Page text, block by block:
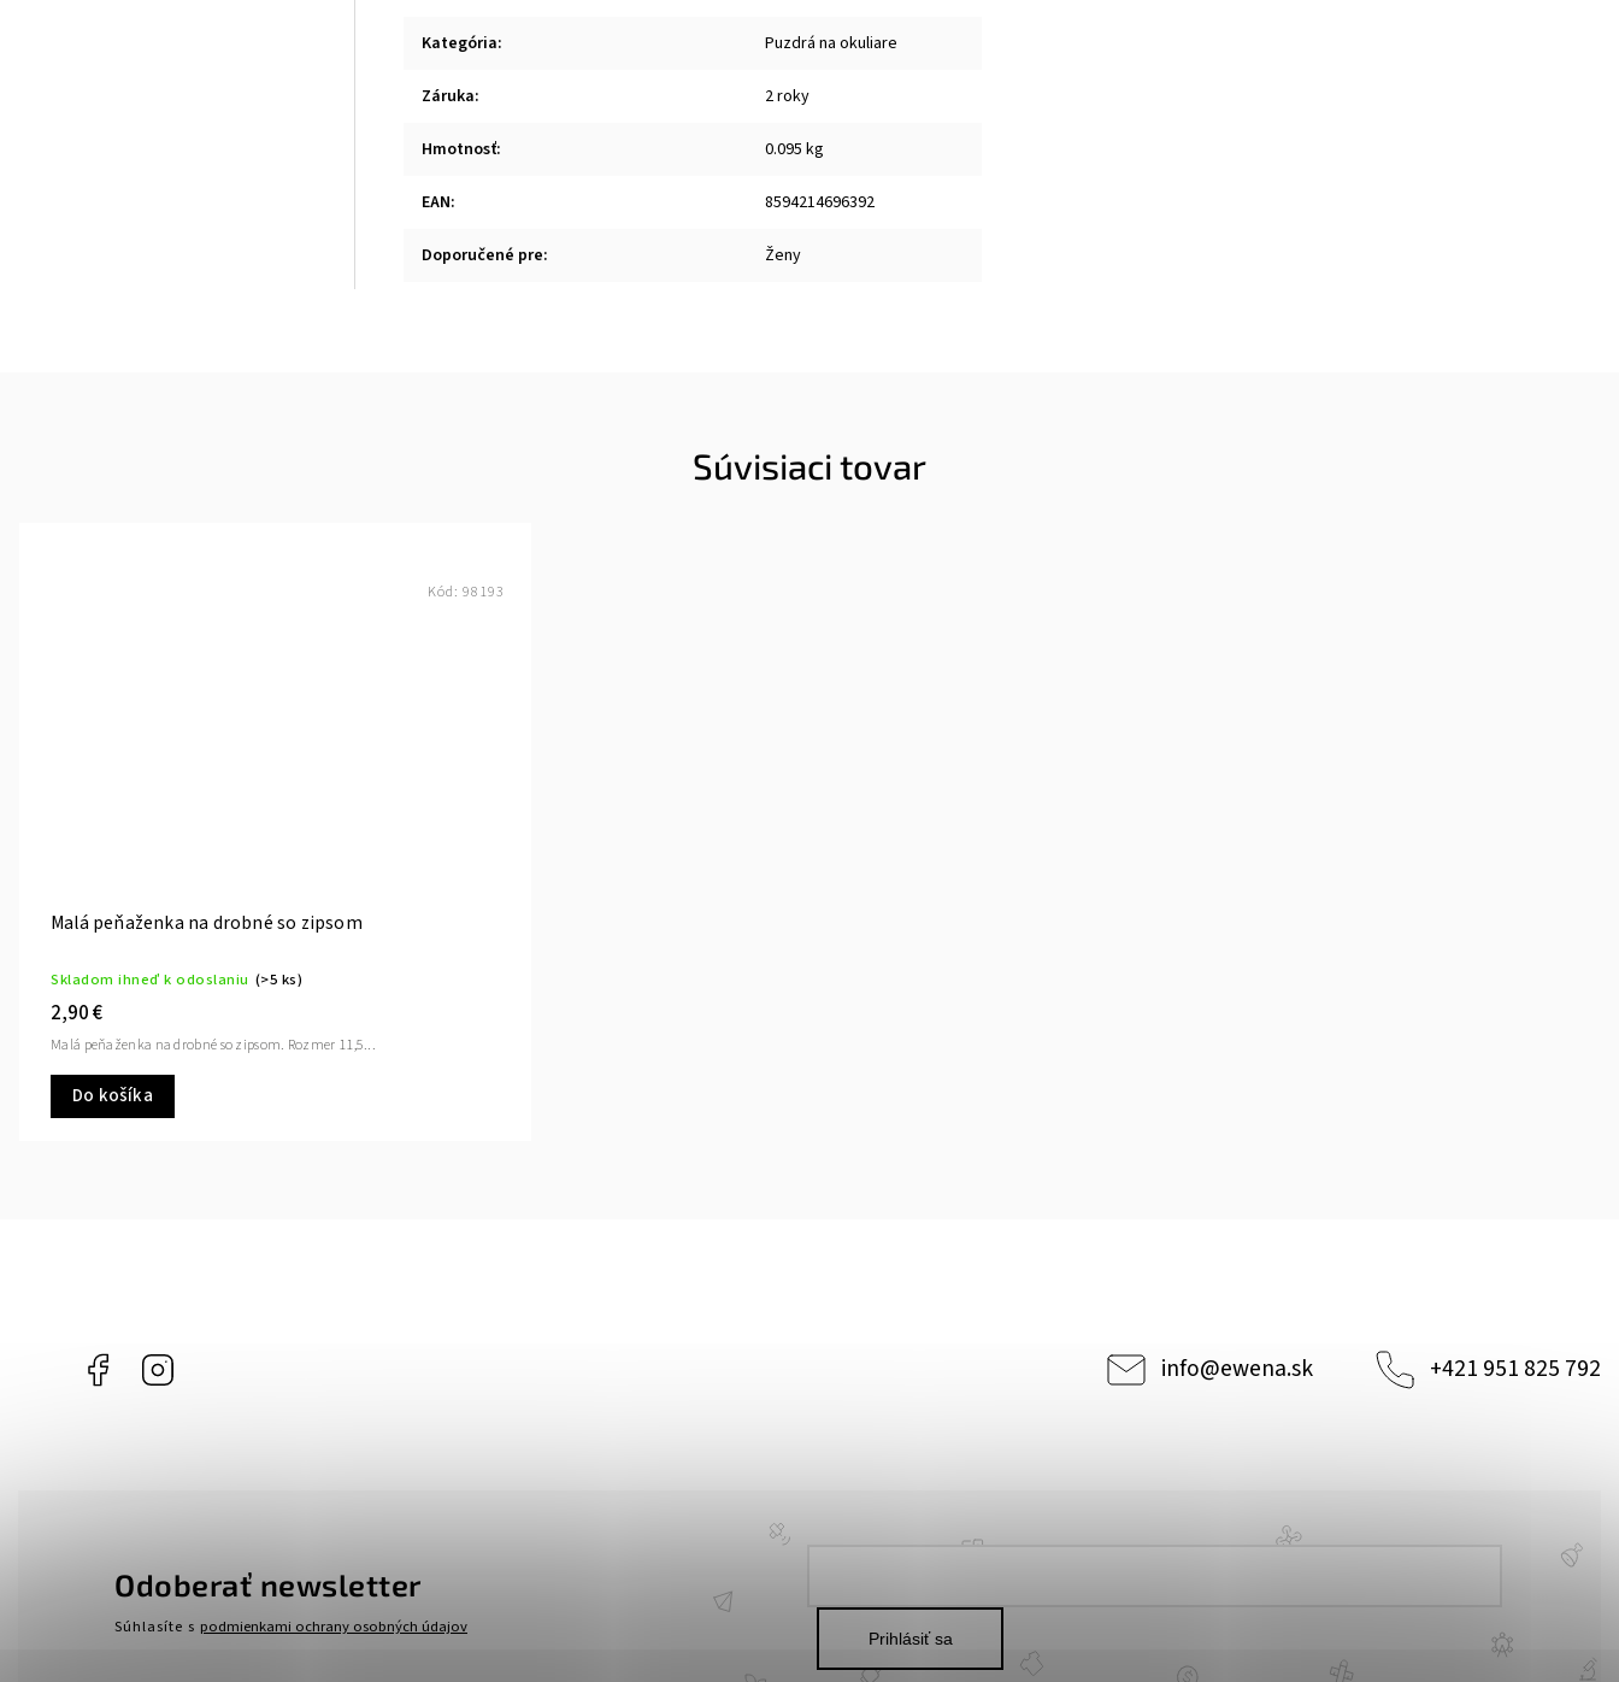
Kategória: Puzdrá na okuliare
Záruka: 2 roky
Hmotnosť: 0.095 kg
EAN: 8594214696392
Doporučené pre: Ženy
Súvisiaci tovar
Malá peňaženka na drobné so zipsom
Skladom ihneď k odoslaniu (>5 ks)
2,90 €
Do košíka
Malá peňaženka na drobné so zipsom. Rozmer 11,5...
Kód: 98193
Facebook info@ewena.sk +421 951 825 792
Odoberať newsletter
Súhlasíte s podmienkami ochrany osobných údajov
Prihlásiť sa